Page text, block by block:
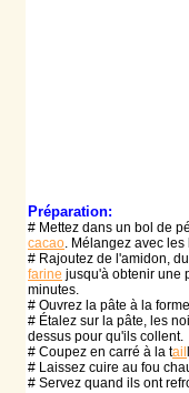
Préparation:
# Mettez dans un bol de
cacao. Mélangez avec
# Rajoutez de l'amidon,
farine jusqu'à obtenir une
minutes.
# Ouvrez la pâte à la
# Étalez sur la pâte, les
dessus pour qu'ils collent.
# Coupez en carré à la tail
# Laissez cuire au fou
# Servez quand ils ont